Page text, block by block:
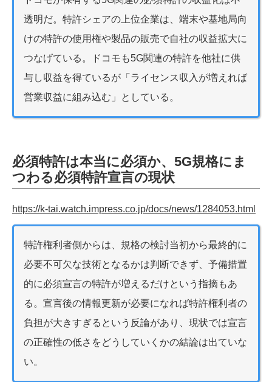
透明だ。特許シェアの上位企業は、端末や基地局向
けの特許の使用権や製品の販売で自社の収益拡大に
つなげている。ドコモも5G関連の特許を他社に供
与し収益を得ているが「ライセンス収入が増えれば
営業収益に組み込む」としている。
必須特許は本当に必須か、5G規格にま
つわる必須特許宣言の現状
https://k-tai.watch.impress.co.jp/docs/news/1284053.html
特許権利者側からは、規格の検討当初から最終的に
必要不可欠な技術となるかは判断できず、予備措置
的に必須宣言の特許が増えるだけという指摘もあ
る。宣言後の情報更新が必要になれば特許権利者の
負担が大きすぎるという反論があり、現状では宣言
の正確性の低さをどうしていくかの結論は出ていな
い。